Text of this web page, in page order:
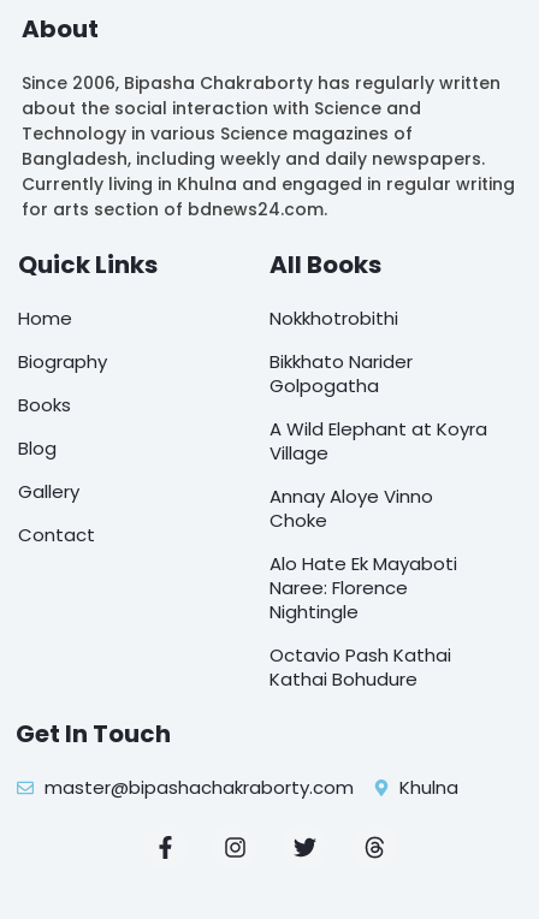
About
Since 2006, Bipasha Chakraborty has regularly written
about the social interaction with Science and
Technology in various Science magazines of
Bangladesh, including weekly and daily newspapers.
Currently living in Khulna and engaged in regular writing
for arts section of bdnews24.com.
Quick Links
Home
Biography
Books
Blog
Gallery
Contact
All Books
Nokkhotrobithi
Bikkhato Narider
Golpogatha
A Wild Elephant at Koyra
Village
Annay Aloye Vinno
Choke
Alo Hate Ek Mayaboti
Naree: Florence
Nightingle
Octavio Pash Kathai
Kathai Bohudure
Get In Touch
master@bipashachakraborty.com Khulna
F
a
I
n
T
w
T
h